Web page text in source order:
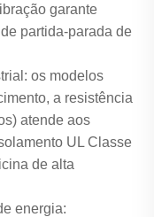
garante
partida-parada de
os modelos
a resistência
atende aos
UL Classe
de alta
energia: